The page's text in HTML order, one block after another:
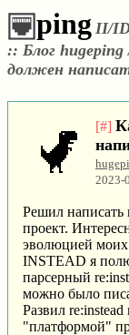
ping II/
:: Блог
должен
[#]
2023-
Решил написать
проект.
эволюцией
INSTEAD я
парсерный
можно было
Развил
"платформой"